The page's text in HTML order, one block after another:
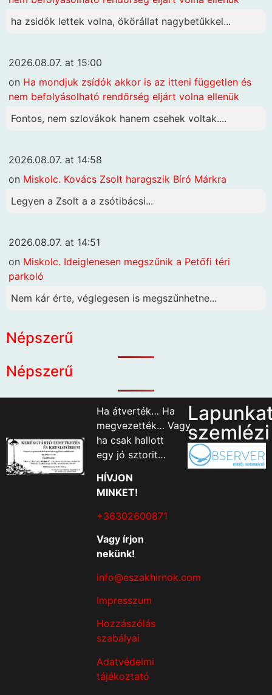
ha zsidók lettek volna, ökörállat nagybetűkkel...
2026.08.07. at 15:00
on Ha mondjuk zsídók akkor is az itteni független és
nem befolyásolható rendőrség eljárt volna ellenük
Fontos, nem szlovákok hanem csehek voltak....
2026.08.07. at 14:58
on Miskolc. Kovács Zsolt haragszik Bíró Márkra
Legyen a Zsolt a a zsótibácsi...
2026.08.07. at 14:51
on Miskolc. Ideiglenesen megszűnik a Petőfi téri
parkoló
Nem kár érte, véglegesen is megszűnhetne...
Népszerű
Népszerű
Ha átverték… Ha
megvezették… Vagy
ha csak hallott
egy jó sztorit…
HÍVJON
MINKET!
+36302600871
Vagy írjon
nekünk!
info@eszakhirnok.com
Impresszum
Hozzászólás
szabályai
Adatvédelmi
tájékoztató
szemlézi